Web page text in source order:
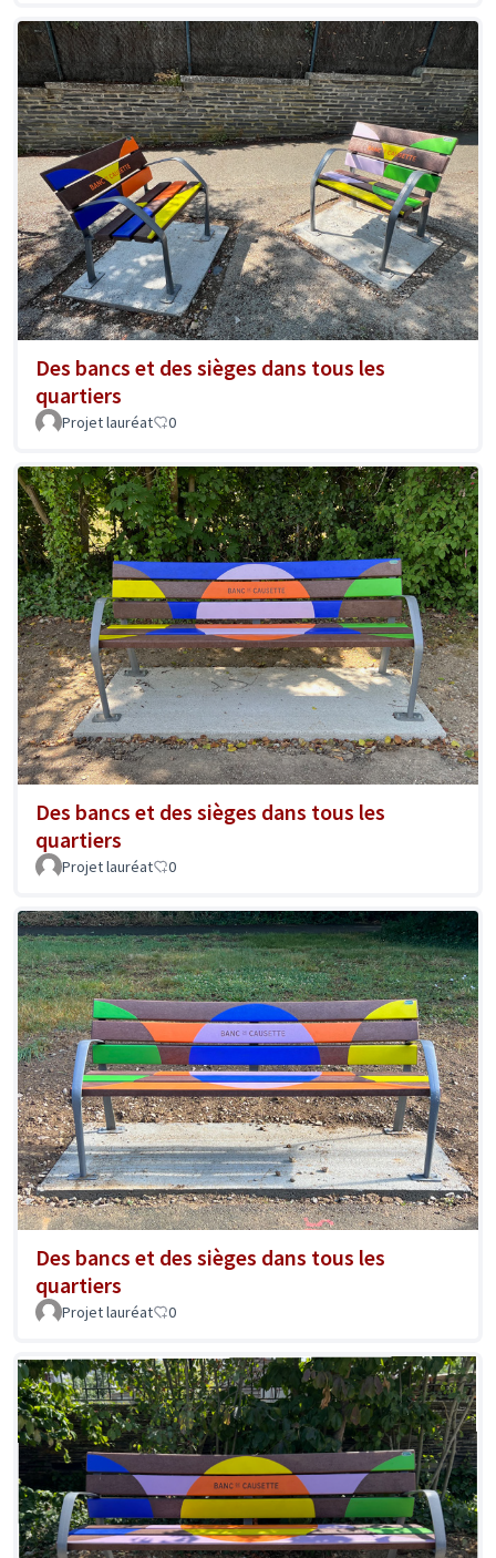
Des bancs et des sièges dans tous les
quartiers
Projet lauréat 0
Des bancs et des sièges dans tous les
quartiers
Projet lauréat 0
Des bancs et des sièges dans tous les
quartiers
Projet lauréat 0